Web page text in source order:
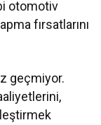
otomotiv
fırsatlarını
geçmiyor.